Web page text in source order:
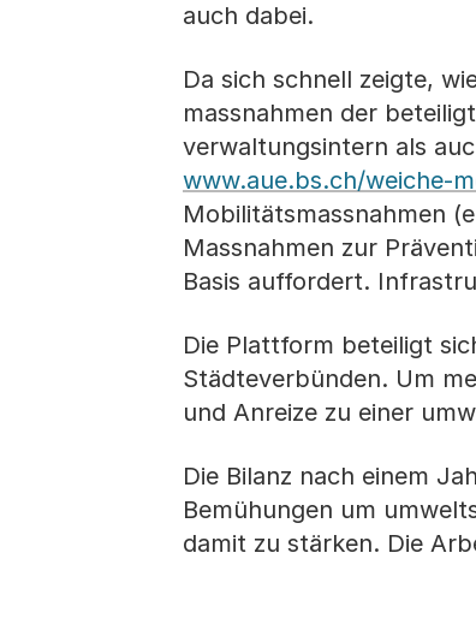
auch dabei.
Da sich schnell zeigte,
massnahmen der
verwaltungsintern als
www.aue.bs.ch/weiche-
Mobilitätsmassnahmen
Massnahmen zur
Basis auffordert.
Die Plattform beteiligt
Städteverbünden. Um
und Anreize zu einer
Die Bilanz nach einem
Bemühungen um
damit zu stärken. Die